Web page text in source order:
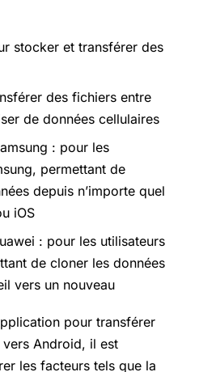
stocker et transférer des
des fichiers entre
de données cellulaires
: pour les
permettant de
depuis n’importe quel
iOS
: pour les utilisateurs
de cloner les données
vers un nouveau
pour transférer
Android, il est
les facteurs tels que la